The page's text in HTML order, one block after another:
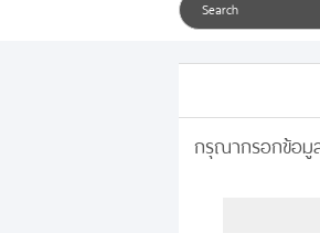
กรุณากรอกข้อมู